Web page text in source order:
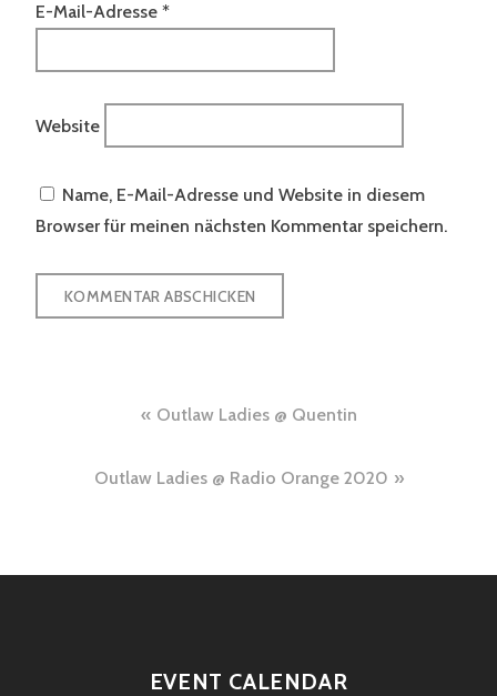
E-Mail-Adresse *
Website
Name, E-Mail-Adresse und Website in diesem
Browser für meinen nächsten Kommentar speichern.
Beitragsnavigation
Outlaw Ladies @ Quentin
Outlaw Ladies @ Radio Orange 2020
EVENT CALENDAR